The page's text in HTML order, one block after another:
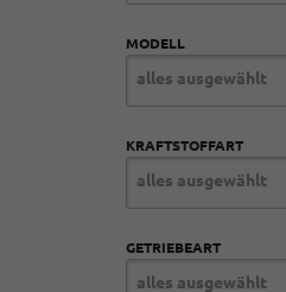
MODELL
alles ausgewählt
KRAFTSTOFFART
alles ausgewählt
GETRIEBEART
alles ausgewählt